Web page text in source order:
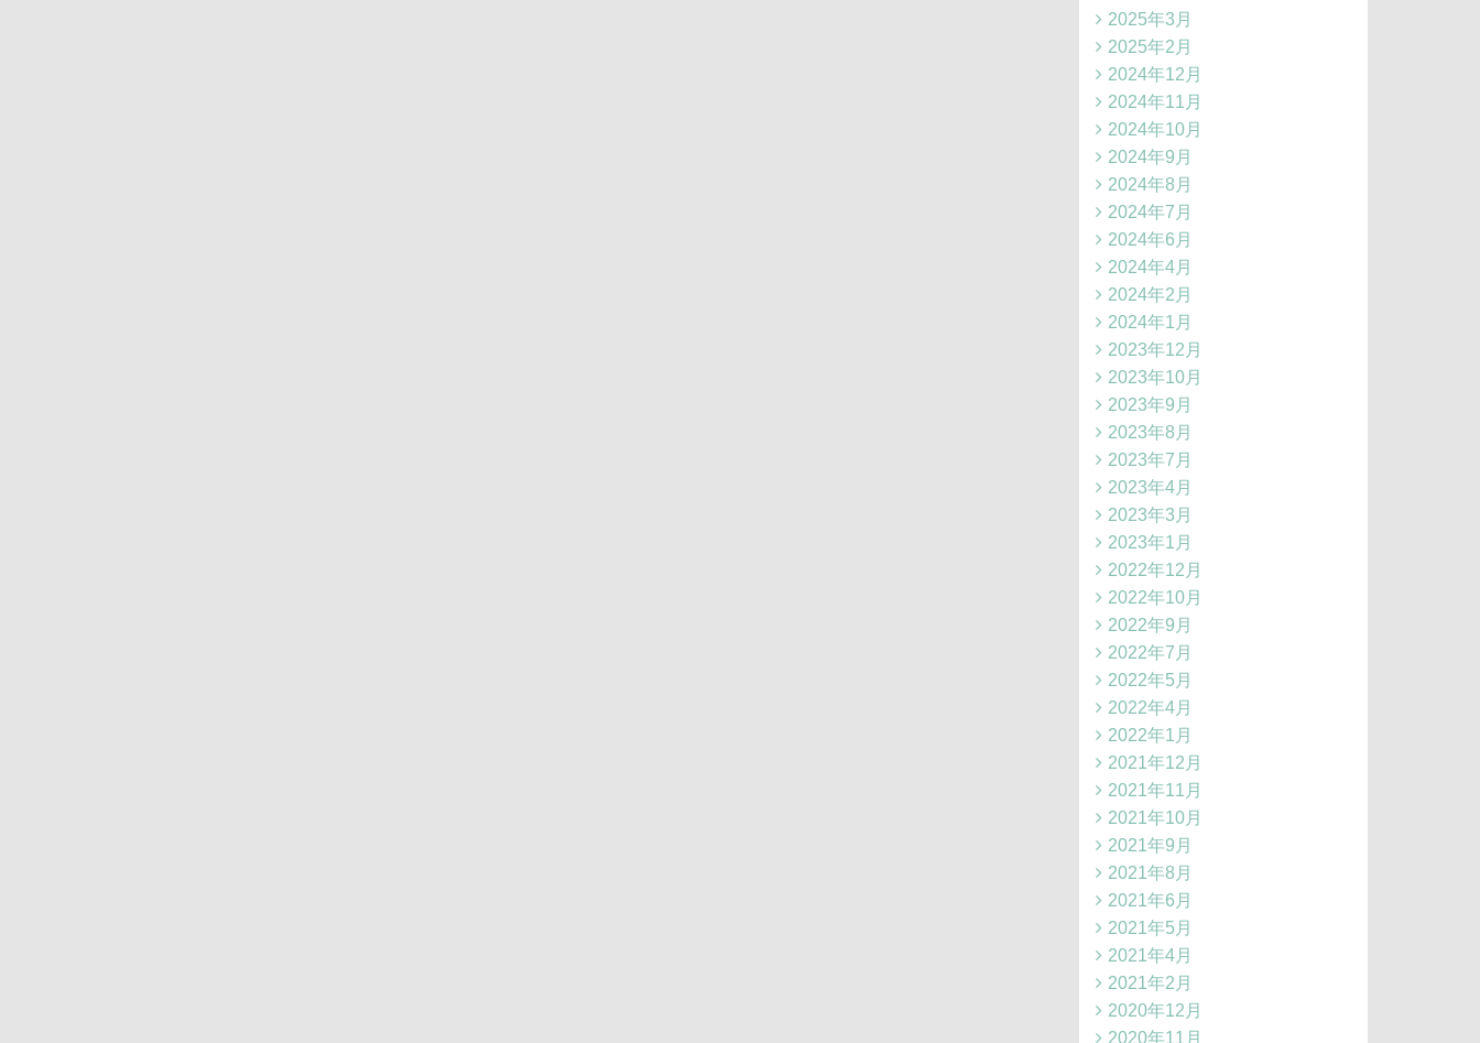
2025年3月
2025年2月
2024年12月
2024年11月
2024年10月
2024年9月
2024年8月
2024年7月
2024年6月
2024年4月
2024年2月
2024年1月
2023年12月
2023年10月
2023年9月
2023年8月
2023年7月
2023年4月
2023年3月
2023年1月
2022年12月
2022年10月
2022年9月
2022年7月
2022年5月
2022年4月
2022年1月
2021年12月
2021年11月
2021年10月
2021年9月
2021年8月
2021年6月
2021年5月
2021年4月
2021年2月
2020年12月
2020年11月